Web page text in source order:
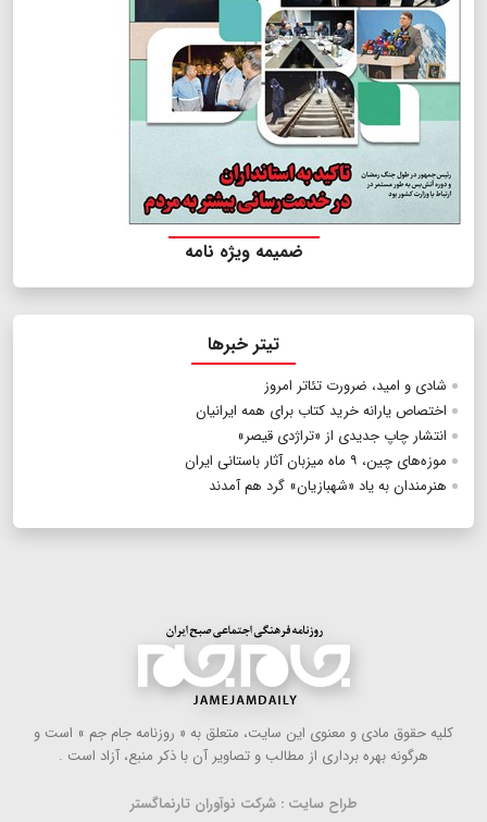
ضمیمه ویژه نامه
تیتر خبرها
شادی و امید، ضرورت تئاتر امروز
اختصاص یارانه خرید کتاب برای همه ایرانیان
انتشار چاپ جدیدی از «تراژدی قیصر»
موزه‌های چین، ۹ ماه میزبان آثار باستانی ایران
هنرمندان به یاد «شهبازیان» گرد هم آمدند
كلیه حقوق مادی و معنوی این سایت، متعلق به « روزنامه جام جم » است و
هرگونه بهره ‌برداری از مطالب و تصاویر آن با ذكر منبع، آزاد است .
طراح سایت : شرکت نوآوران تارنماگستر